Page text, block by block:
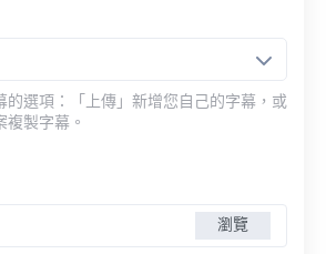
的選項：「上傳」新增您自己的字幕，或
複製字幕。
瀏覽